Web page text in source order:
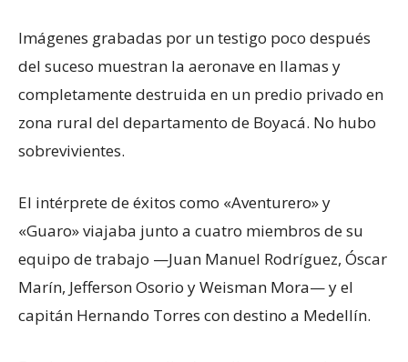
Imágenes grabadas por un testigo poco después
del suceso muestran la aeronave en llamas y
completamente destruida en un predio privado en
zona rural del departamento de Boyacá. No hubo
sobrevivientes.
El intérprete de éxitos como «Aventurero» y
«Guaro» viajaba junto a cuatro miembros de su
equipo de trabajo —Juan Manuel Rodríguez, Óscar
Marín, Jefferson Osorio y Weisman Mora— y el
capitán Hernando Torres con destino a Medellín.